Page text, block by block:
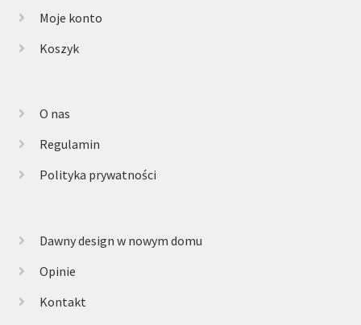
Moje konto
Koszyk
O nas
Regulamin
Polityka prywatności
Dawny design w nowym domu
Opinie
Kontakt